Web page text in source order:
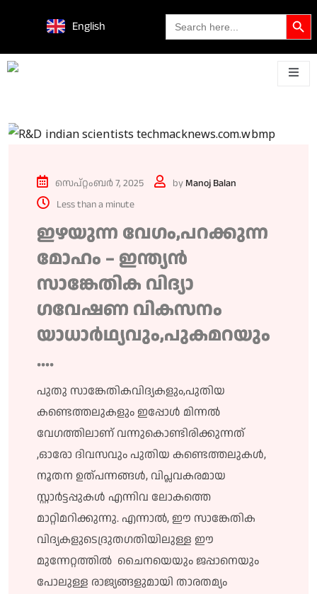
English Search
for:
Search Button
സെപ്റ്റംബർ 7, 2025 byManoj Balan
Less than a minute
ഇഴയുന്ന വേഗം,പറക്കുന്ന
മോഹം – ഇന്ത്യൻ
സാങ്കേതിക വിദ്യാ
ഗവേഷണ വികസനം
യാധാർഥ്യവും,പുകമറയും
….
പുതു സാങ്കേതികവിദ്യകളും,പുതിയ
കണ്ടെത്തലുകളും ഇപ്പോൾ മിന്നൽ
വേഗത്തിലാണ് വന്നുകൊണ്ടിരിക്കുന്നത്
,ഓരോ ദിവസവും പുതിയ കണ്ടെത്തലുകൾ,
നൂതന ഉത്പന്നങ്ങൾ, വിപ്ലവകരമായ
സ്റ്റാർട്ടപ്പുകൾ എന്നിവ ലോകത്തെ
മാറ്റിമറിക്കുന്നു. എന്നാൽ, ഈ സാങ്കേതിക
വിദ്യകളുടെദ്രുതഗതിയിലുള്ള ഈ
മുന്നേറ്റത്തിൽ ചൈനയെയും ജപ്പാനെയും
പോലുള്ള രാജ്യങ്ങളുമായി താരതമ്യം